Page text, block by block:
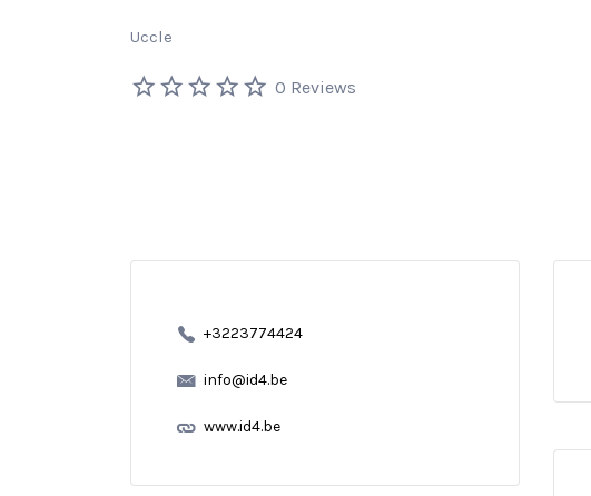
Uccle
0 Reviews
+3223774424
info@id4.be
www.id4.be